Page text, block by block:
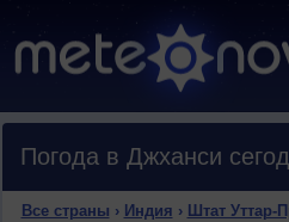
Погода в Джханси
Все страны › Индия › Штат Уттар-